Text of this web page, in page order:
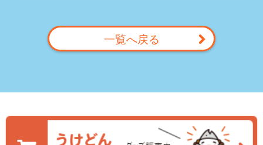
一覧へ戻る